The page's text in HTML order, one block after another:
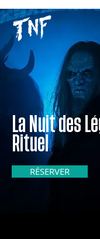
La Nuit des
Rituel
RÉSERVER